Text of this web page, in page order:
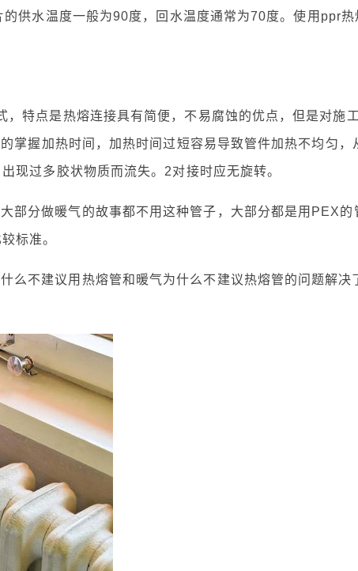
供水温度一般为90度，回水温度通常为70度。使用ppr热
特点是热熔连接具有简便，不易腐蚀的优点，但是对施
掌握加热时间，加热时间过短容易导致管件加热不均匀，
现过多胶状物质而流失。2对接时应无旋转。
部分做暖气的故事都不用这种管子，大部分都是用PEX的
标准。
么不建议用热熔管和暖气为什么不建议热熔管的问题解决